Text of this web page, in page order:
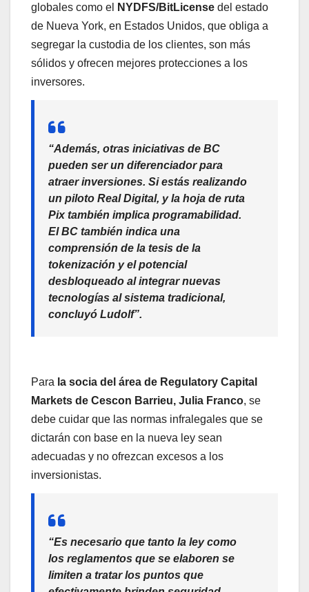
globales como el
NYDFS/BitLicense del estado
de Nueva York, en Estados Unidos, que obliga a
segregar la custodia de los clientes, son más
sólidos y ofrecen mejores protecciones a los
inversores.
“Además, otras iniciativas de BC
pueden ser un diferenciador para
atraer inversiones. Si estás realizando
un piloto Real Digital, y la hoja de ruta
Pix también implica programabilidad.
El BC también indica una
comprensión de la tesis de la
tokenización y el potencial
desbloqueado al integrar nuevas
tecnologías al sistema tradicional,
concluyó Ludolf”.
Para la socia del área de Regulatory Capital
Markets de Cescon Barrieu, Julia Franco, se
debe cuidar que las normas infralegales que se
dictarán con base en la nueva ley sean
adecuadas y no ofrezcan excesos a los
inversionistas.
“Es necesario que tanto la ley como
los reglamentos que se elaboren se
limiten a tratar los puntos que